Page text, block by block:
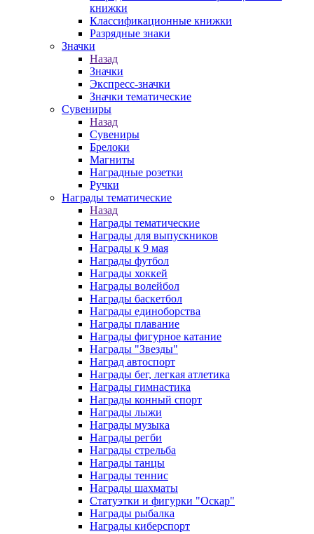
книжки
Классификационные книжки
Разрядные знаки
Значки
Назад
Значки
Экспресс-значки
Значки тематические
Сувениры
Назад
Сувениры
Брелоки
Магниты
Наградные розетки
Ручки
Награды тематические
Назад
Награды тематические
Награды для выпускников
Награды к 9 мая
Награды футбол
Награды хоккей
Награды волейбол
Награды баскетбол
Награды единоборства
Награды плавание
Награды фигурное катание
Награды "Звезды"
Наград автоспорт
Награды бег, легкая атлетика
Награды гимнастика
Награды конный спорт
Награды лыжи
Награды музыка
Награды регби
Награды стрельба
Награды танцы
Награды теннис
Награды шахматы
Статуэтки и фигурки "Оскар"
Награды рыбалка
Награды киберспорт